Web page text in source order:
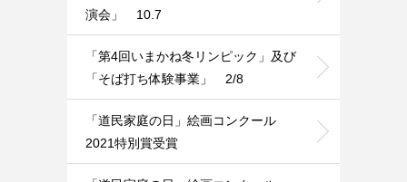
演会」 10.7
「第4回いまかね冬リンピック」及び
「そば打ち体験事業」 2/8
「道民家庭の日」絵画コンクール
2021特別賞受賞